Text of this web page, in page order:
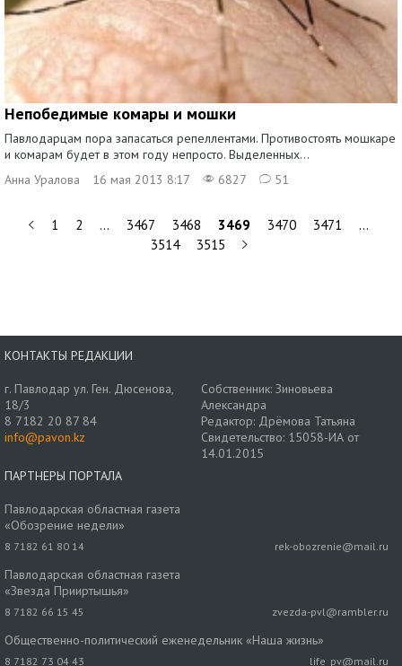
Непобедимые комары и мошки
Павлодарцам пора запасаться репеллентами. Противостоять мошкаре
и комарам будет в этом году непросто. Выделенных...
Анна Уралова
16 мая 2013 8:17 6827 51
1 2 … 3467 3468 3469 3470 3471
…
3514
3515
КОНТАКТЫ РЕДАКЦИИ
г. Павлодар ул. Ген. Дюсенова,
18/3
8 7182 20 87 84
info@pavon.kz
Собственник: Зиновьева
Александра
Редактор: Дрёмова Татьяна
Свидетельство: 15058-ИА от
14.01.2015
ПАРТНЕРЫ ПОРТАЛА
Павлодарская областная газета
«Обозрение недели»
8 7182 61 80 14 rek-obozrenie@mail.ru
Павлодарская областная газета
«Звезда Прииртышья»
8 7182 66 15 45 zvezda-pvl@rambler.ru
Общественно-политический еженедельник «Наша жизнь»
8 7182 73 04 43 life_pv@mail.ru